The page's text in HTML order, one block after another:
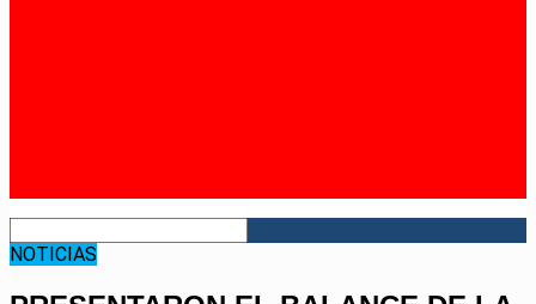
NOTICIAS